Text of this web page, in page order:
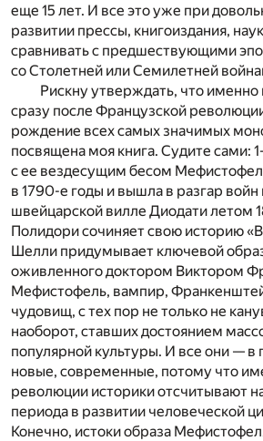
еще 15 лет. И все это уже при
развитии прессы, книгоиздания,
сравнивать с предшествующими
со Столетней или Семилетней
Рискну утверждать, что именно
сразу после Французской
рождение всех самых значимых
посвящена моя книга. Судите сами:
с ее вездесущим бесом
в 1790-е годы и вышла в разгар войн
швейцарской вилле Диодати летом
Полидори сочиняет свою историю
Шелли придумывает ключевой
оживленного доктором Виктором
Мефистофель, вампир,
чудовищ, с тех пор не только не
наоборот, ставших достоянием
популярной культуры. И все они —
новые, современные, потому что
революции историки отсчитывают
периода в развитии человеческой
Конечно, истоки образа